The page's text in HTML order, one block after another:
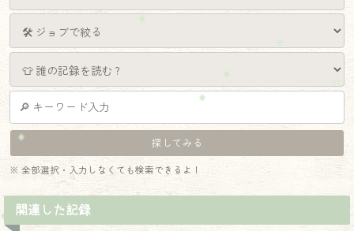
※ 全部選択・入力しなくても検索できるよ！
関連した記録